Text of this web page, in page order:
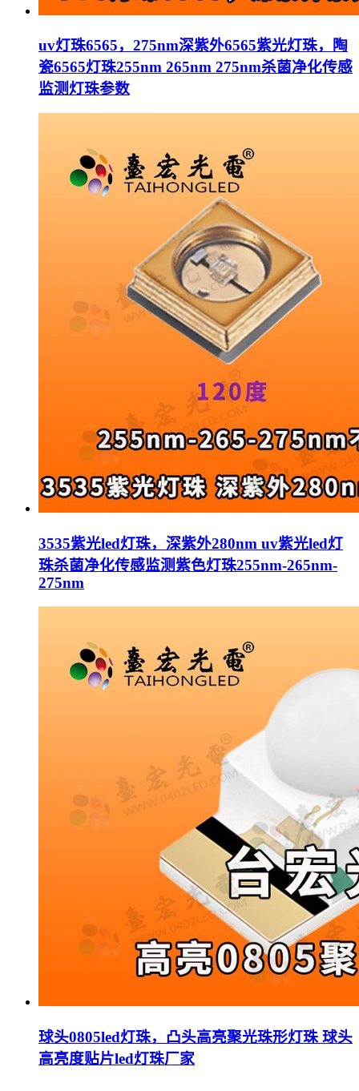
uv灯珠6565，275nm深紫外6565紫光灯珠，陶
瓷6565灯珠255nm 265nm 275nm杀菌净化传感
监测灯珠参数
3535紫光led灯珠，深紫外280nm uv紫光led灯
珠杀菌净化传感监测紫色灯珠255nm-265nm-
275nm
球头0805led灯珠，凸头高亮聚光珠形灯珠 球头
高亮度贴片led灯珠厂家